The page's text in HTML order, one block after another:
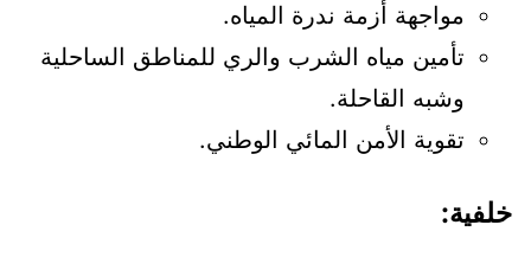
مواجهة أزمة ندرة المياه.
تأمين مياه الشرب والري للمناطق الساحلية
وشبه القاحلة.
تقوية الأمن المائي الوطني.
خلفية: